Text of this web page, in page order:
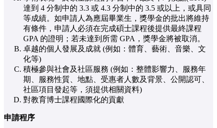
達到 4 分制中的 3.3 或 4.3 分制中的 3.5 或以上，或具同
等成績。如申請人為應屆畢業生，獎學金的批出將維持
有條件，申請人必須在完成碩士課程後提供最終課程
GPA 的證明；若未達到所需 GPA，獎學金將被取消。
卓越的個人發展及成就 (例如：體育、藝術、音樂、文
化等)
積極參與社會及社區服務 (例如：整體影響力、服務年
期、服務性質、地點、受惠者人數及背景、公開認可、
社區項目發起等，須提供相關資料)
對教育博士課程國際化的貢獻
申請程序